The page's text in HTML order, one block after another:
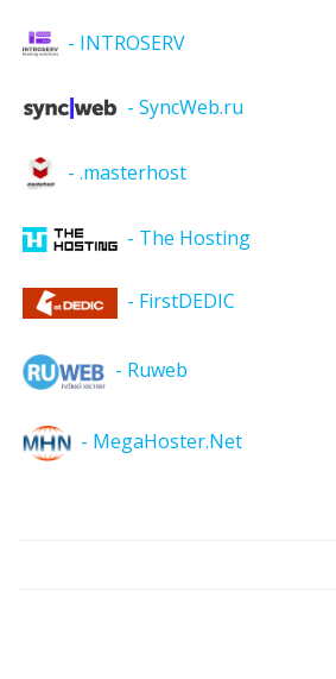
- INTROSERV
- SyncWeb.ru
- .masterhost
- The Hosting
- FirstDEDIC
- Ruweb
- MegaHoster.Net